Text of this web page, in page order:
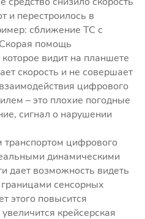
и перестроилось в
сближение ТС с
помощь
видит на планшете
скорость и не совершает
цифрового
– это плохие погодные
сигнал о нарушении
цифрового
динамическими
дает возможность видеть
сенсорных
этого повысится
крейсерская